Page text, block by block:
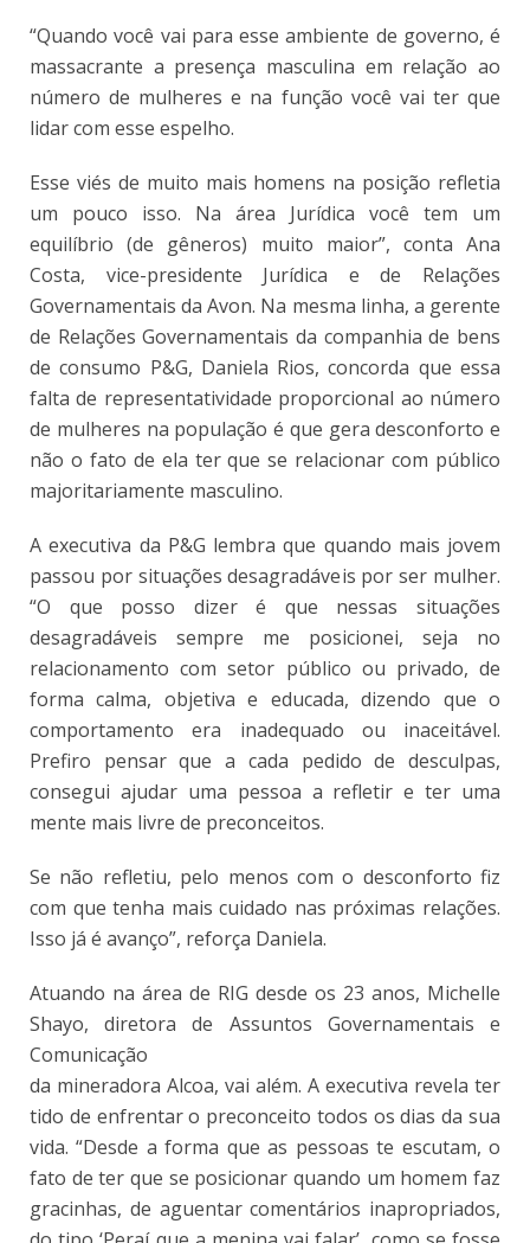
“Quando você vai para esse ambiente de governo, é
massacrante a presença masculina em relação ao
número de mulheres e na função você vai ter que
lidar com esse espelho.
Esse viés de muito mais homens na posição refletia
um pouco isso. Na área Jurídica você tem um
equilíbrio (de gêneros) muito maior”, conta Ana
Costa, vice-presidente Jurídica e de Relações
Governamentais da Avon. Na mesma linha, a gerente
de Relações Governamentais da companhia de bens
de consumo P&G, Daniela Rios, concorda que essa
falta de representatividade proporcional ao número
de mulheres na população é que gera desconforto e
não o fato de ela ter que se relacionar com público
majoritariamente masculino.
A executiva da P&G lembra que quando mais jovem
passou por situações desagradáveis por ser mulher.
“O que posso dizer é que nessas situações
desagradáveis sempre me posicionei, seja no
relacionamento com setor público ou privado, de
forma calma, objetiva e educada, dizendo que o
comportamento era inadequado ou inaceitável.
Prefiro pensar que a cada pedido de desculpas,
consegui ajudar uma pessoa a refletir e ter uma
mente mais livre de preconceitos.
Se não refletiu, pelo menos com o desconforto fiz
com que tenha mais cuidado nas próximas relações.
Isso já é avanço”, reforça Daniela.
Atuando na área de RIG desde os 23 anos, Michelle
Shayo, diretora de Assuntos Governamentais e
Comunicação
da mineradora Alcoa, vai além. A executiva revela ter
tido de enfrentar o preconceito todos os dias da sua
vida. “Desde a forma que as pessoas te escutam, o
fato de ter que se posicionar quando um homem faz
gracinhas, de aguentar comentários inapropriados,